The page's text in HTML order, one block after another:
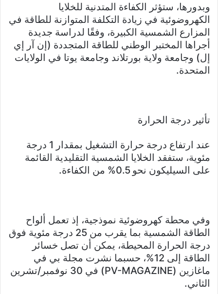
وبدورها، ستؤثر الكفاءة المتدنية للخلايا
الكهروضوئية في زيادة التكلفة المتوازنة للطاقة في
المزارع الشمسية الكبيرة، وفقًا لدراسة جديدة
أجراها المختبر الوطني للطاقة المتجددة (إن آر إي
إل) وجامعة ولاية بورتلاند وجامعة يوتا في الولايات
المتحدة.
تأثير درجة الحرارة
عند ارتفاع درجة حرارة التشغيل بمقدار 1 درجة
مئوية، ستفقد الخلايا الشمسية التقليدية القائمة
على السيليكون نحو 0.5% من الكفاءة.
وفي محطة كهروضوئية نموذجية، إذ تعمل ألواح
الطاقة الشمسية بما يقرب من 25 درجة مئوية فوق
درجة الحرارة المحيطة، يمكن أن تصل خسائر
الطاقة إلى 12%، حسبما نشرت مجلة بي في
ماغازين (PV-MAGAZINE) في 30 نوفمبر/تشرين
الثاني.